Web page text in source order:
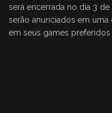
será encerrada no dia 3
serão anunciados em
em seus games preferidos